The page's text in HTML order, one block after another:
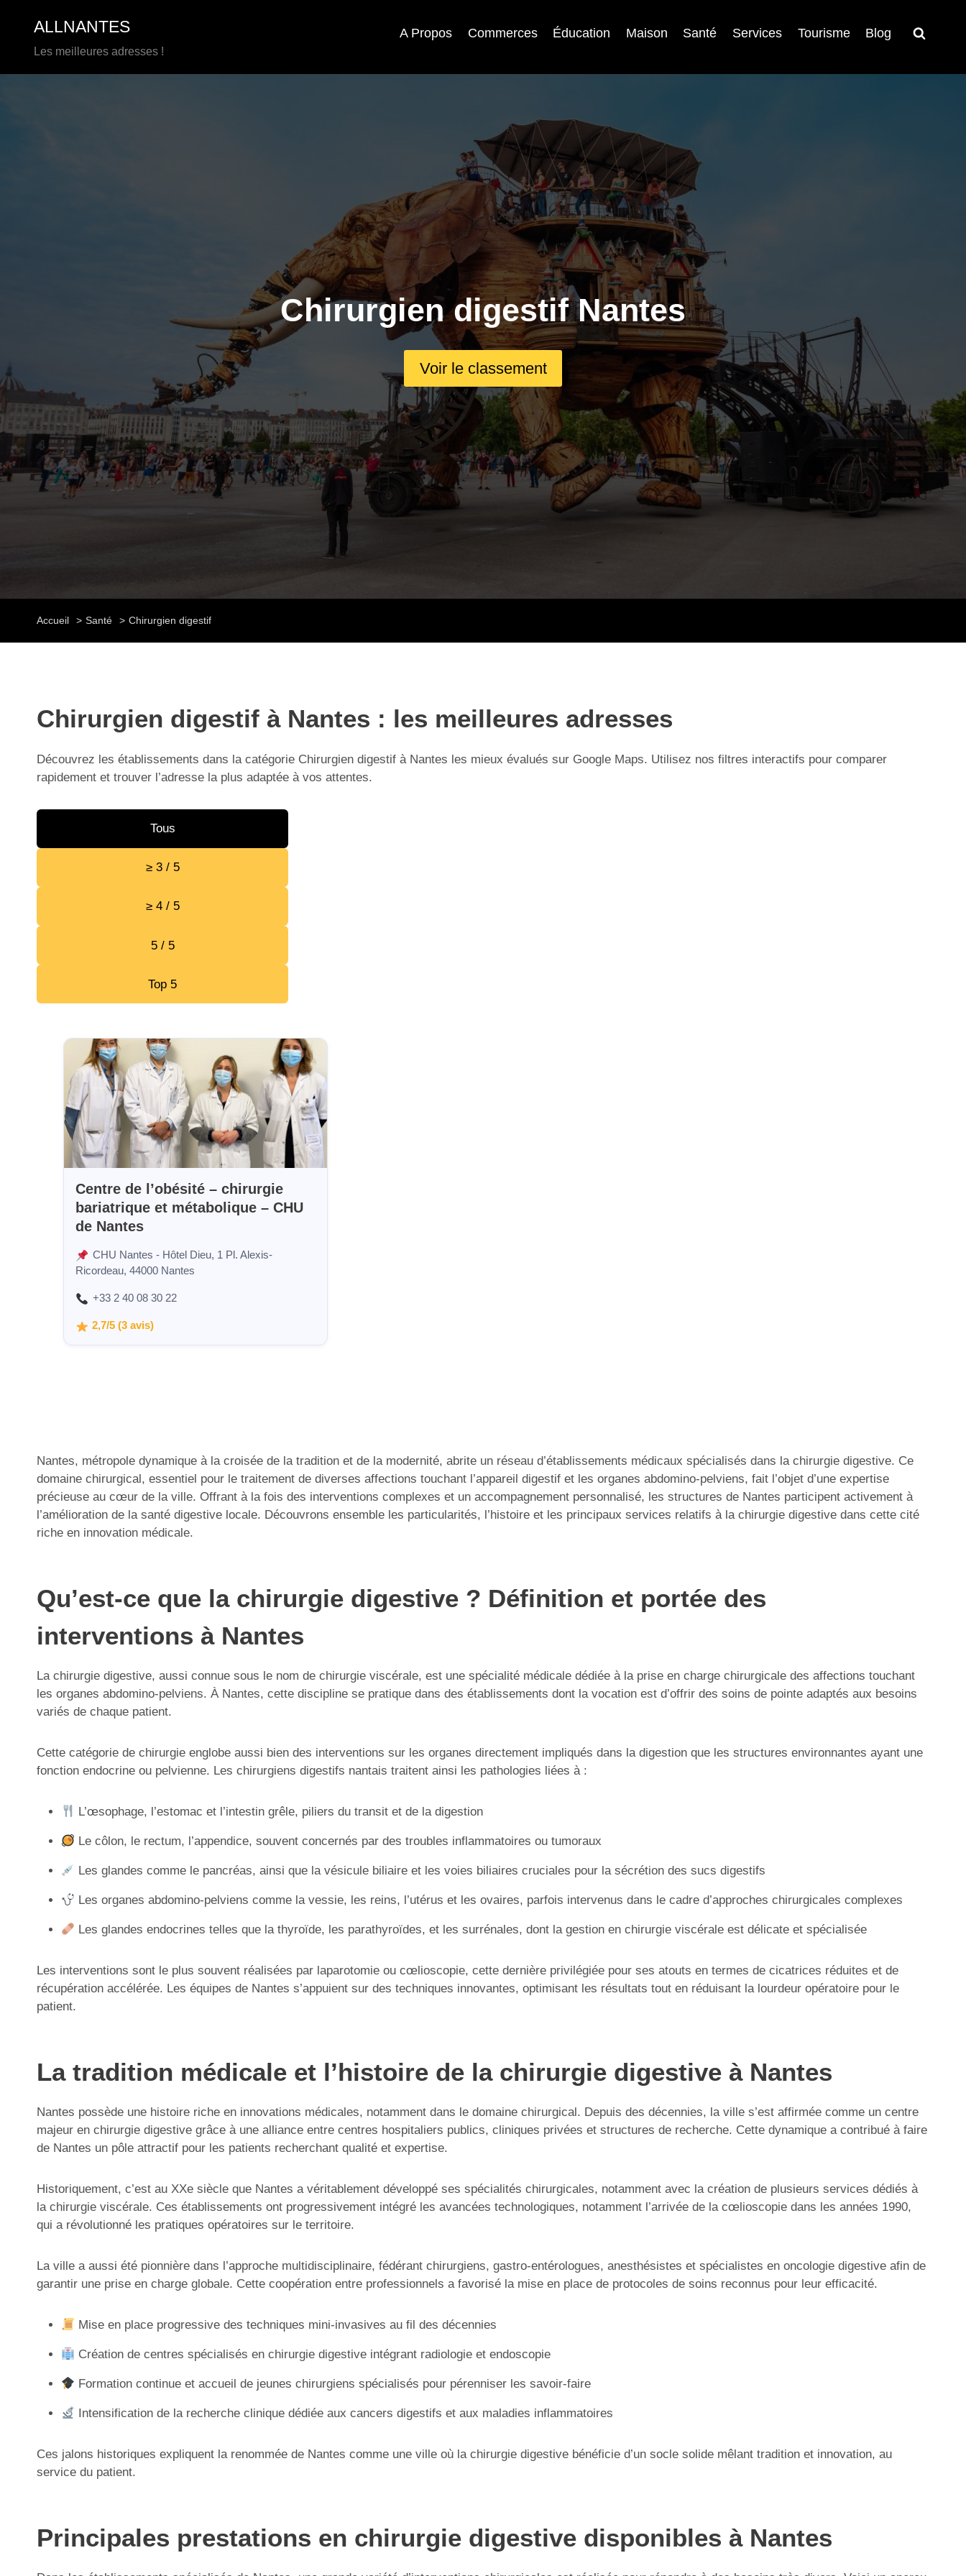
contenu
ALLNANTES
Les meilleures adresses !
A Propos Commerces Éducation Maison Santé Services Tourisme Blog
Chirurgien digestif Nantes
Voir le classement
Accueil Santé Chirurgien digestif
Chirurgien digestif à Nantes : les meilleures adresses
Découvrez les établissements dans la catégorie Chirurgien digestif à Nantes les mieux évalués sur Google Maps. Utilisez nos filtres interactifs pour comparer
rapidement et trouver l’adresse la plus adaptée à vos attentes.
Tous
≥ 3 / 5
≥ 4 / 5
5 / 5
Top 5
Centre de l’obésité – chirurgie
bariatrique et métabolique – CHU
de Nantes
CHU Nantes - Hôtel Dieu, 1 Pl. Alexis-
Ricordeau, 44000 Nantes
+33 2 40 08 30 22
2,7/5 (3 avis)
Nantes, métropole dynamique à la croisée de la tradition et de la modernité, abrite un réseau d’établissements médicaux spécialisés dans la chirurgie digestive. Ce
domaine chirurgical, essentiel pour le traitement de diverses affections touchant l’appareil digestif et les organes abdomino-pelviens, fait l’objet d’une expertise
précieuse au cœur de la ville. Offrant à la fois des interventions complexes et un accompagnement personnalisé, les structures de Nantes participent activement à
l’amélioration de la santé digestive locale. Découvrons ensemble les particularités, l’histoire et les principaux services relatifs à la chirurgie digestive dans cette cité
riche en innovation médicale.
Qu’est-ce que la chirurgie digestive ? Définition et portée des
interventions à Nantes
La chirurgie digestive, aussi connue sous le nom de chirurgie viscérale, est une spécialité médicale dédiée à la prise en charge chirurgicale des affections touchant
les organes abdomino-pelviens. À Nantes, cette discipline se pratique dans des établissements dont la vocation est d’offrir des soins de pointe adaptés aux besoins
variés de chaque patient.
Cette catégorie de chirurgie englobe aussi bien des interventions sur les organes directement impliqués dans la digestion que les structures environnantes ayant une
fonction endocrine ou pelvienne. Les chirurgiens digestifs nantais traitent ainsi les pathologies liées à :
L’œsophage, l’estomac et l’intestin grêle, piliers du transit et de la digestion
Le côlon, le rectum, l’appendice, souvent concernés par des troubles inflammatoires ou tumoraux
Les glandes comme le pancréas, ainsi que la vésicule biliaire et les voies biliaires cruciales pour la sécrétion des sucs digestifs
Les organes abdomino-pelviens comme la vessie, les reins, l’utérus et les ovaires, parfois intervenus dans le cadre d’approches chirurgicales complexes
Les glandes endocrines telles que la thyroïde, les parathyroïdes, et les surrénales, dont la gestion en chirurgie viscérale est délicate et spécialisée
Les interventions sont le plus souvent réalisées par laparotomie ou cœlioscopie, cette dernière privilégiée pour ses atouts en termes de cicatrices réduites et de
récupération accélérée. Les équipes de Nantes s’appuient sur des techniques innovantes, optimisant les résultats tout en réduisant la lourdeur opératoire pour le
patient.
La tradition médicale et l’histoire de la chirurgie digestive à Nantes
Nantes possède une histoire riche en innovations médicales, notamment dans le domaine chirurgical. Depuis des décennies, la ville s’est affirmée comme un centre
majeur en chirurgie digestive grâce à une alliance entre centres hospitaliers publics, cliniques privées et structures de recherche. Cette dynamique a contribué à faire
de Nantes un pôle attractif pour les patients recherchant qualité et expertise.
Historiquement, c’est au XXe siècle que Nantes a véritablement développé ses spécialités chirurgicales, notamment avec la création de plusieurs services dédiés à
la chirurgie viscérale. Ces établissements ont progressivement intégré les avancées technologiques, notamment l’arrivée de la cœlioscopie dans les années 1990,
qui a révolutionné les pratiques opératoires sur le territoire.
La ville a aussi été pionnière dans l’approche multidisciplinaire, fédérant chirurgiens, gastro-entérologues, anesthésistes et spécialistes en oncologie digestive afin de
garantir une prise en charge globale. Cette coopération entre professionnels a favorisé la mise en place de protocoles de soins reconnus pour leur efficacité.
Mise en place progressive des techniques mini-invasives au fil des décennies
Création de centres spécialisés en chirurgie digestive intégrant radiologie et endoscopie
Formation continue et accueil de jeunes chirurgiens spécialisés pour pérenniser les savoir-faire
Intensification de la recherche clinique dédiée aux cancers digestifs et aux maladies inflammatoires
Ces jalons historiques expliquent la renommée de Nantes comme une ville où la chirurgie digestive bénéficie d’un socle solide mêlant tradition et innovation, au
service du patient.
Principales prestations en chirurgie digestive disponibles à Nantes